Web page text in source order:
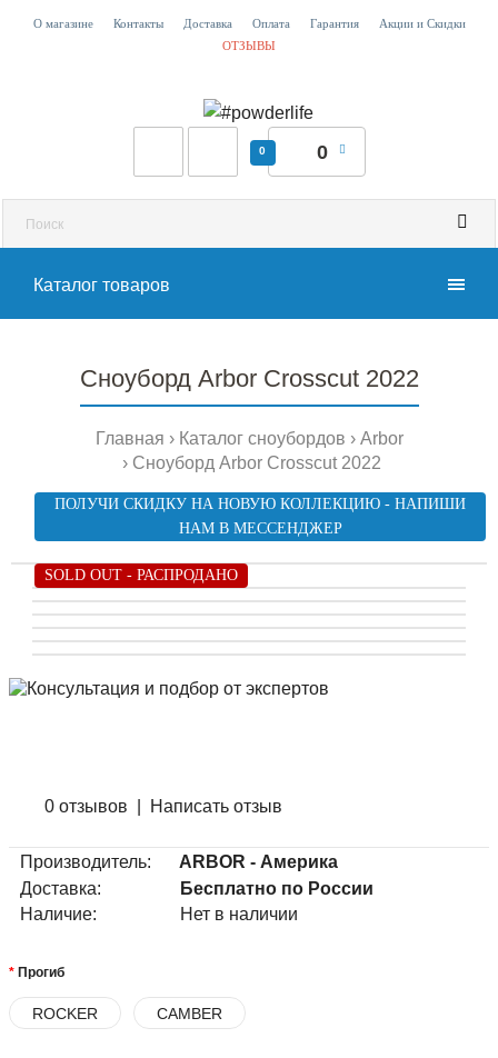
О магазине Контакты Доставка Оплата Гарантия
Акции и Скидки
ОТЗЫВЫ
0 0
Каталог товаров
Сноуборд Arbor Crosscut 2022
Главная Каталог сноубордов
Arbor
Сноуборд Arbor Crosscut 2022
SOLD OUT - РАСПРОДАНО
ПОЛУЧИ СКИДКУ НА НОВУЮ КОЛЛЕКЦИЮ - НАПИШИ
НАМ В МЕССЕНДЖЕР
0 отзывов Написать отзыв
Производитель:
ARBOR - Америка
Доставка:
Бесплатно по России
Наличие:
Нет в наличии
Прогиб
ROCKER CAMBER